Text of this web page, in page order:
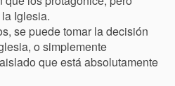
Iglesia.
se puede tomar la decisión
o simplemente
que está absolutamente